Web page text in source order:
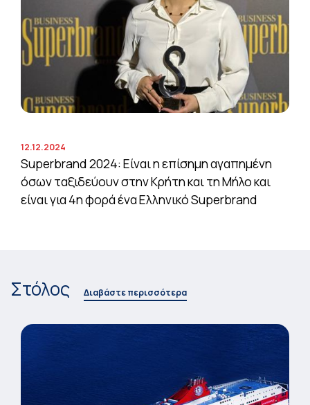
12.12.2024
Superbrand 2024: Είναι η επίσημη αγαπημένη
όσων ταξιδεύουν στην Κρήτη και τη Μήλο και
είναι για 4η φορά ένα Ελληνικό Superbrand
Στόλος Διαβάστε περισσότερα